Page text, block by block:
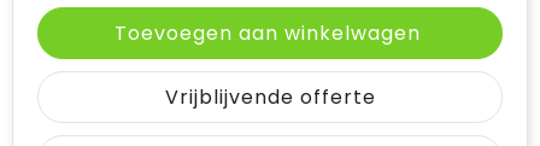
Toevoegen aan winkelwagen
Vrijblijvende offerte